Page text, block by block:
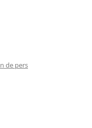
de pers